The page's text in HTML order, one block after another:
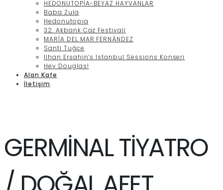
HEDONUTOPİA-BEYAZ HAYVANLAR
Baba Zula
Hedonutopia
32. Akbank Caz Festivali
MARÍA DEL MAR FERNÁNDEZ
Santi Tuğçe
Ilhan Ersahin’s Istanbul Sessions Konseri
Hey Douglas!
Alan Kafe
İletişim
GERMİNAL TİYATRO